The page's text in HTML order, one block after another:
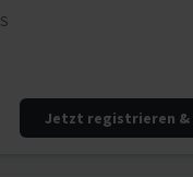
Jetzt registrieren &